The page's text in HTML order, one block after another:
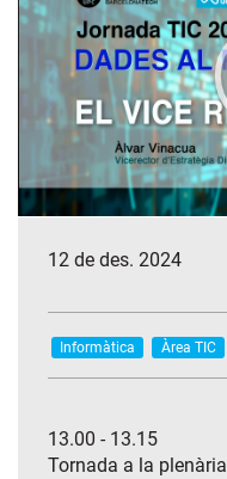
12 de des. 2024
Informàtica Àrea TIC
13.00 - 13.15
Tornada a la plenària